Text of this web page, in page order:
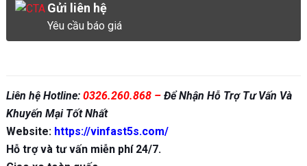
Gửi liên hệ
Yêu cầu báo giá
Liên hệ Hotline: 0326.260.868 –Để Nhận Hỗ Trợ Tư Vấn Và
Khuyến Mại Tốt Nhất
Website: https://vinfast5s.com/
Hỗ trợ và tư vấn miễn phí 24/7.